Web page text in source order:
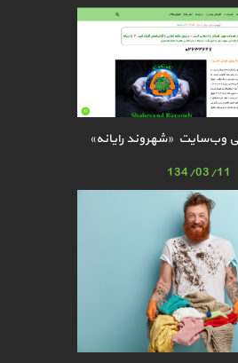
وب‌سایت «شهروند رایانه»
134/03/11